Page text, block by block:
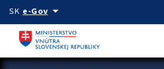
Preskocit na hlavný obsah
SK e-Govarrow_drop_down
Zastavit automatický posun upútavok